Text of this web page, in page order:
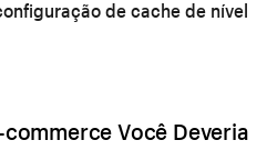
de cache de nível
Você Deveria